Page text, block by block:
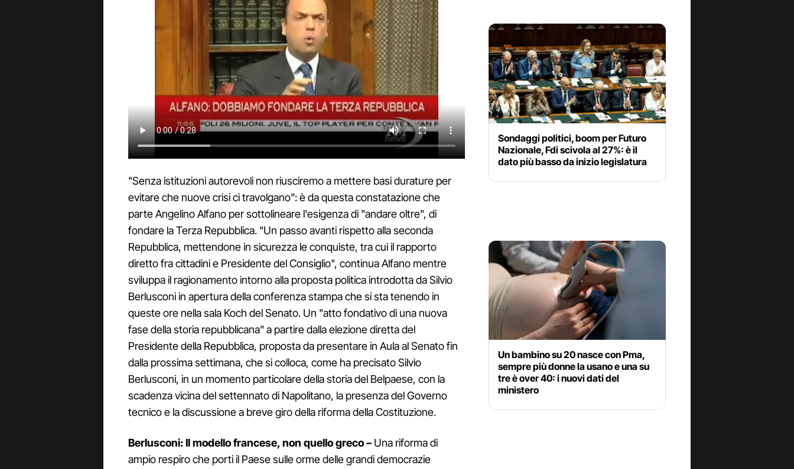
"Senza istituzioni autorevoli non riusciremo a mettere basi durature per
evitare che nuove crisi ci travolgano": è da questa constatazione che
parte Angelino Alfano per sottolineare l'esigenza di "andare oltre", di
fondare la Terza Repubblica. "Un passo avanti rispetto alla seconda
Repubblica, mettendone in sicurezza le conquiste, tra cui il rapporto
diretto fra cittadini e Presidente del Consiglio", continua Alfano mentre
sviluppa il ragionamento intorno alla proposta politica introdotta da Silvio
Berlusconi in apertura della conferenza stampa che si sta tenendo in
queste ore nella sala Koch del Senato. Un "atto fondativo di una nuova
fase della storia repubblicana" a partire dalla elezione diretta del
Presidente della Repubblica, proposta da presentare in Aula al Senato fin
dalla prossima settimana, che si colloca, come ha precisato Silvio
Berlusconi, in un momento particolare della storia del Belpaese, con la
scadenza vicina del settennato di Napolitano, la presenza del Governo
tecnico e la discussione a breve giro della riforma della Costituzione.
Berlusconi: Il modello francese, non quello greco – Una riforma di
ampio respiro che porti il Paese sulle orme delle grandi democrazie
Sondaggi politici, boom per Futuro
Nazionale, Fdi scivola al 27%: è il
dato più basso da inizio legislatura
Un bambino su 20 nasce con Pma,
sempre più donne la usano e una su
tre è over 40: i nuovi dati del
ministero